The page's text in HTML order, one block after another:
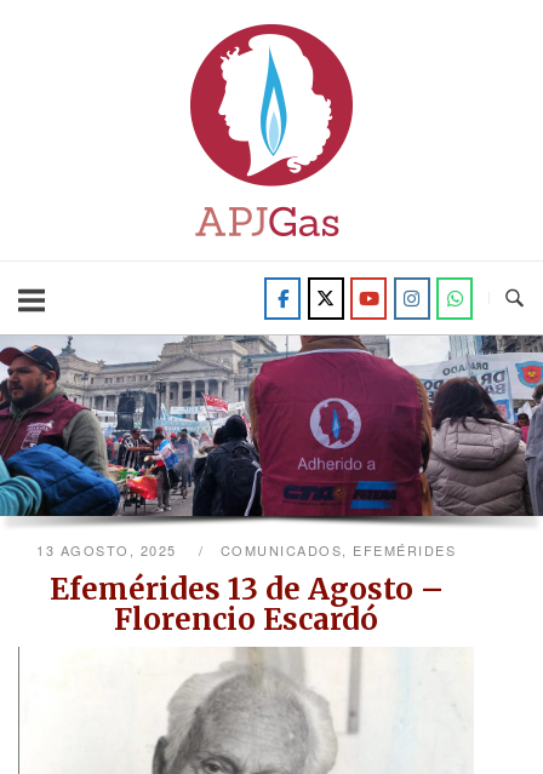
13 AGOSTO, 2025 COMUNICADOS, EFEMÉRIDES
Efemérides 13 de Agosto –
Florencio Escardó